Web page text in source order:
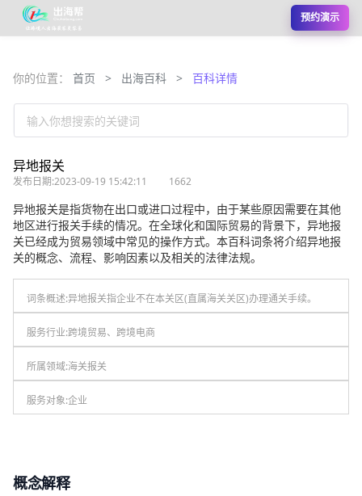
预约演示
你的位置： 首页 > 出海百科 > 百科详情
输入你想搜索的关键词
异地报关
发布日期:2023-09-19 15:42:11 1662
异地报关是指货物在出口或进口过程中，由于某些原因需要在其他
地区进行报关手续的情况。在全球化和国际贸易的背景下，异地报
关已经成为贸易领域中常见的操作方式。本百科词条将介绍异地报
关的概念、流程、影响因素以及相关的法律法规。
词条概述:异地报关指企业不在本关区(直属海关关区)办理通关手续。
服务行业:跨境贸易、跨境电商
所属领域:海关报关
服务对象:企业
概念解释